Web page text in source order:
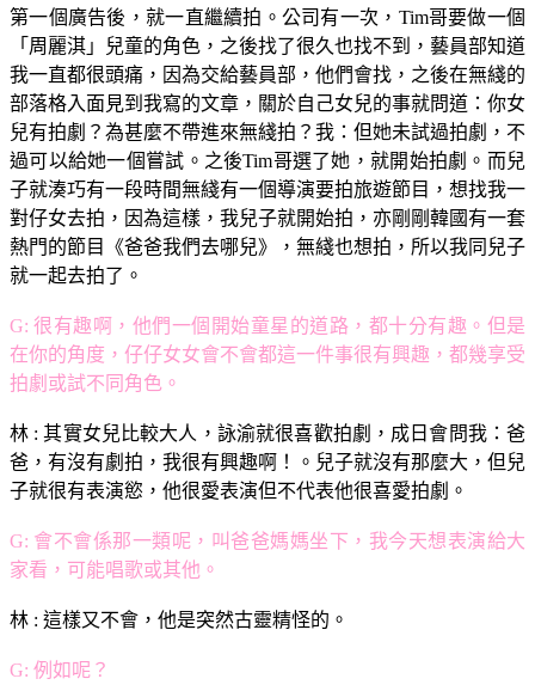
第一個廣告後，就一直繼續拍。公司有一次，Tim哥要做一個
「周麗淇」兒童的角色，之後找了很久也找不到，藝員部知道
我一直都很頭痛，因為交給藝員部，他們會找，之後在無綫的
部落格入面見到我寫的文章，關於自己女兒的事就問道：你女
兒有拍劇？為甚麼不帶進來無綫拍？我：但她未試過拍劇，不
過可以給她一個嘗試。之後Tim哥選了她，就開始拍劇。而兒
子就湊巧有一段時間無綫有一個導演要拍旅遊節目，想找我一
對仔女去拍，因為這樣，我兒子就開始拍，亦剛剛韓國有一套
熱門的節目《爸爸我們去哪兒》，無綫也想拍，所以我同兒子
就一起去拍了。
G: 很有趣啊，他們一個開始童星的道路，都十分有趣。但是
在你的角度，仔仔女女會不會都這一件事很有興趣，都幾享受
拍劇或試不同角色。
林 : 其實女兒比較大人，詠渝就很喜歡拍劇，成日會問我：爸
爸，有沒有劇拍，我很有興趣啊！。兒子就沒有那麼大，但兒
子就很有表演慾，他很愛表演但不代表他很喜愛拍劇。
G: 會不會係那一類呢，叫爸爸媽媽坐下，我今天想表演給大
家看，可能唱歌或其他。
林 : 這樣又不會，他是突然古靈精怪的。
G: 例如呢？